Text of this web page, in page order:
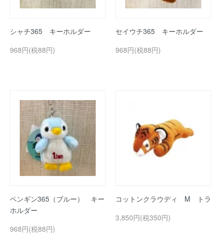
シャチ365 キーホルダー
968円(税88円)
セイウチ365 キーホルダー
968円(税88円)
ペンギン365（ブルー） キー
ホルダー
968円(税88円)
コットンクラウディ M トラ
3,850円(税350円)